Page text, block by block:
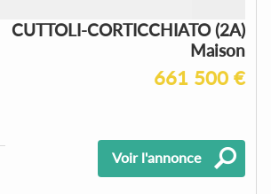
CUTTOLI-CORTICCHIATO (2A)
Maison
661 500 €
Voir l'annonce